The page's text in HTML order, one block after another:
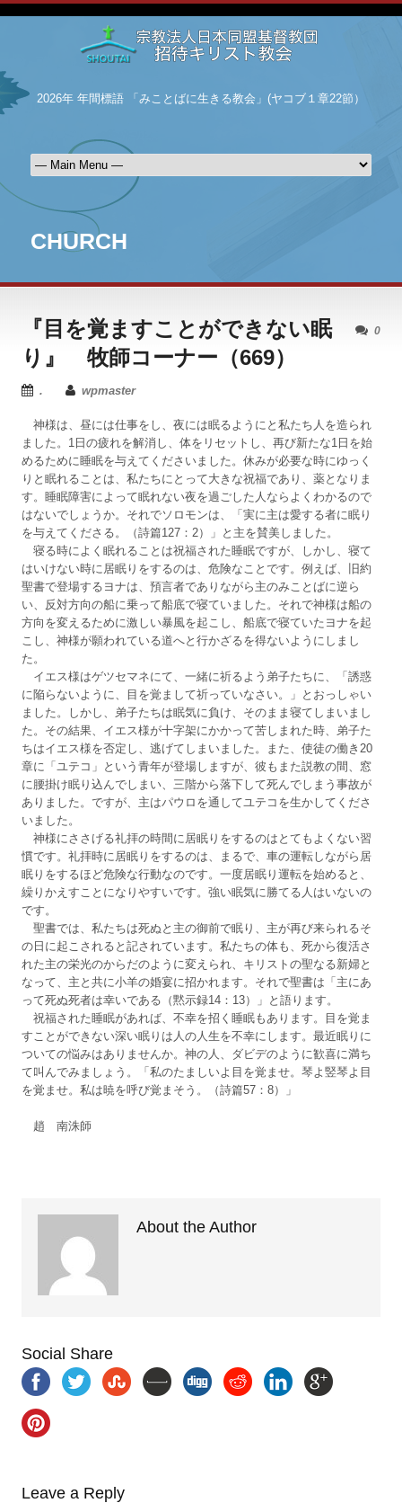
2026年 年間標語 「みことばに生きる教会」(ヤコブ１章22節）
CHURCH
0
『目を覚ますことができない眠
り』 牧師コーナー（669）
. wpmaster
神様は、昼には仕事をし、夜には眠るようにと私たち人を造られ
ました。1日の疲れを解消し、体をリセットし、再び新たな1日を始
めるために睡眠を与えてくださいました。休みが必要な時にゆっく
りと眠れることは、私たちにとって大きな祝福であり、薬となりま
す。睡眠障害によって眠れない夜を過ごした人ならよくわかるので
はないでしょうか。それでソロモンは、「実に主は愛する者に眠り
を与えてくださる。（詩篇127：2）」と主を賛美しました。
寝る時によく眠れることは祝福された睡眠ですが、しかし、寝て
はいけない時に居眠りをするのは、危険なことです。例えば、旧約
聖書で登場するヨナは、預言者でありながら主のみことばに逆ら
い、反対方向の船に乗って船底で寝ていました。それで神様は船の
方向を変えるために激しい暴風を起こし、船底で寝ていたヨナを起
こし、神様が願われている道へと行かざるを得ないようにしまし
た。
イエス様はゲツセマネにて、一緒に祈るよう弟子たちに、「誘惑
に陥らないように、目を覚まして祈っていなさい。」とおっしゃい
ました。しかし、弟子たちは眠気に負け、そのまま寝てしまいまし
た。その結果、イエス様が十字架にかかって苦しまれた時、弟子た
ちはイエス様を否定し、逃げてしまいました。また、使徒の働き20
章に「ユテコ」という青年が登場しますが、彼もまた説教の間、窓
に腰掛け眠り込んでしまい、三階から落下して死んでしまう事故が
ありました。ですが、主はパウロを通してユテコを生かしてくださ
いました。
神様にささげる礼拝の時間に居眠りをするのはとてもよくない習
慣です。礼拝時に居眠りをするのは、まるで、車の運転しながら居
眠りをするほど危険な行動なのです。一度居眠り運転を始めると、
繰りかえすことになりやすいです。強い眠気に勝てる人はいないの
です。
聖書では、私たちは死ぬと主の御前で眠り、主が再び来られるそ
の日に起こされると記されています。私たちの体も、死から復活さ
れた主の栄光のからだのように変えられ、キリストの聖なる新婦と
なって、主と共に小羊の婚宴に招かれます。それで聖書は「主にあ
って死ぬ死者は幸いである（黙示録14：13）」と語ります。
祝福された睡眠があれば、不幸を招く睡眠もあります。目を覚ま
すことができない深い眠りは人の人生を不幸にします。最近眠りに
ついての悩みはありませんか。神の人、ダビデのように歓喜に満ち
て叫んでみましょう。「私のたましいよ目を覚ませ。琴よ竪琴よ目
を覚ませ。私は暁を呼び覚まそう。（詩篇57：8）」
趙 南洙師
About the Author
Social Share
Leave a Reply